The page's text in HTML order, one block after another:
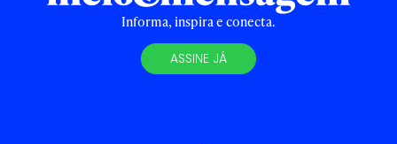
Informa, inspira e conecta.
ASSINE JÁ